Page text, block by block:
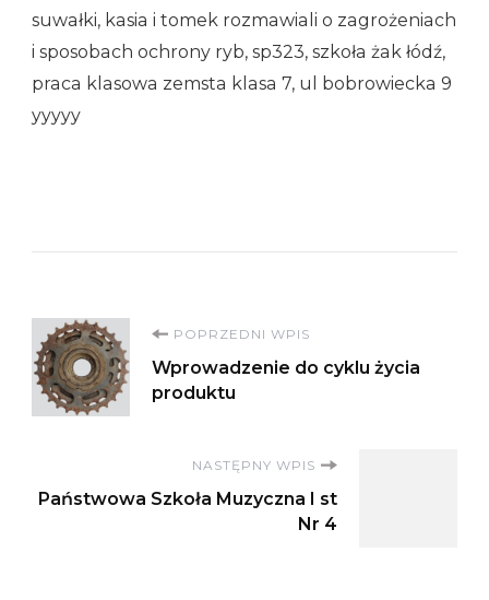
suwałki, kasia i tomek rozmawiali o zagrożeniach
i sposobach ochrony ryb, sp323, szkoła żak łódź,
praca klasowa zemsta klasa 7, ul bobrowiecka 9
yyyyy
Nawigacja
wpisu
POPRZEDNI WPIS
Wprowadzenie do cyklu życia
produktu
NASTĘPNY WPIS
Państwowa Szkoła Muzyczna I st
Nr 4